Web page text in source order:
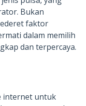
Bukan
faktor
dalam memilih
dan terpercaya.
internet untuk